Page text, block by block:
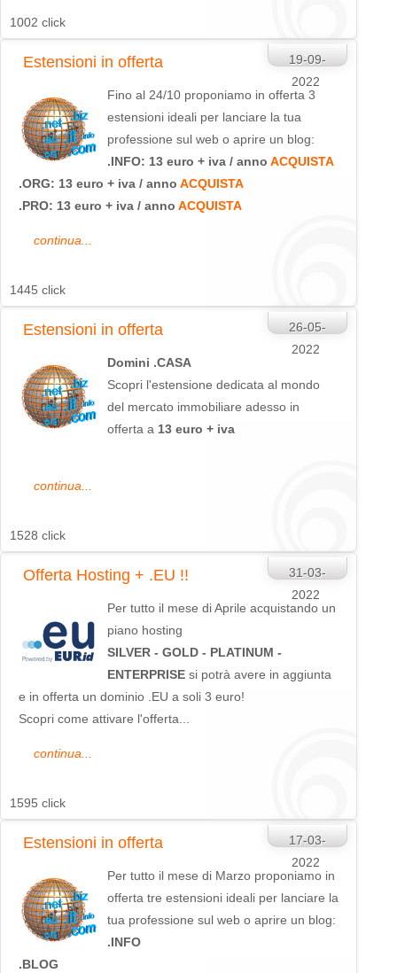
1002 click
19-09-
2022
Estensioni in offerta
Fino al 24/10 proponiamo in offerta 3
estensioni ideali per lanciare la tua
professione sul web o aprire un blog:
.INFO: 13 euro + iva / anno ACQUISTA
.ORG: 13 euro + iva / anno ACQUISTA
.PRO: 13 euro + iva / anno ACQUISTA
continua...
1445 click
26-05-
2022
Estensioni in offerta
Domini .CASA
Scopri l'estensione dedicata al mondo
del mercato immobiliare adesso in
offerta a 13 euro + iva
continua...
1528 click
31-03-
2022
Offerta Hosting + .EU !!
Per tutto il mese di Aprile acquistando un
piano hosting
SILVER - GOLD - PLATINUM -
ENTERPRISE si potrà avere in aggiunta
e in offerta un dominio .EU a soli 3 euro!
Scopri come attivare l'offerta...
continua...
1595 click
17-03-
2022
Estensioni in offerta
Per tutto il mese di Marzo proponiamo in
offerta tre estensioni ideali per lanciare la
tua professione sul web o aprire un blog:
.INFO
.BLOG